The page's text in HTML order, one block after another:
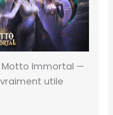
Motto Immortal —
utile